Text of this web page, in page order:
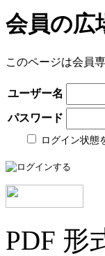
会員の広
このページは会員
ユーザー名
パスワード
ログイン状態
PDF 形